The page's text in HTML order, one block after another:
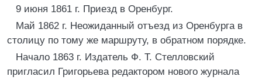
9 июня 1861 г. Приезд в Оренбург.
Май 1862 г. Неожиданный отъезд из Оренбурга в
столицу по тому же маршруту, в обратном порядке.
Начало 1863 г. Издатель Ф. Т. Стелловский
пригласил Григорьева редактором нового журнала